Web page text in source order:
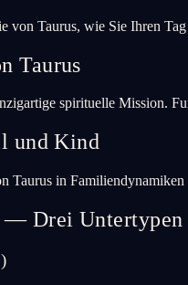
von Taurus, wie Sie Ihren
Taurus
spirituelle Mission.
und Kind
Taurus in
— Drei Untertypen